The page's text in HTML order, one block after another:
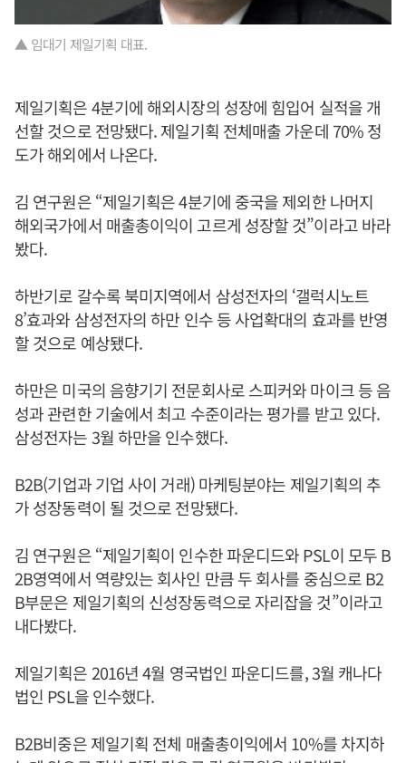
▲ 임대기 제일기획 대표.
제일기획은 4분기에 해외시장의 성장에 힘입어 실적을 개
선할 것으로 전망됐다. 제일기획 전체매출 가운데 70% 정
도가 해외에서 나온다.
김 연구원은 “제일기획은 4분기에 중국을 제외한 나머지
해외국가에서 매출총이익이 고르게 성장할 것”이라고 바라
봤다.
하반기로 갈수록 북미지역에서 삼성전자의 ‘갤럭시노트
8’효과와 삼성전자의 하만 인수 등 사업확대의 효과를 반영
할 것으로 예상됐다.
하만은 미국의 음향기기 전문회사로 스피커와 마이크 등 음
성과 관련한 기술에서 최고 수준이라는 평가를 받고 있다.
삼성전자는 3월 하만을 인수했다.
B2B(기업과 기업 사이 거래) 마케팅분야는 제일기획의 추
가 성장동력이 될 것으로 전망됐다.
김 연구원은 “제일기획이 인수한 파운디드와 PSL이 모두 B
2B영역에서 역량있는 회사인 만큼 두 회사를 중심으로 B2
B부문은 제일기획의 신성장동력으로 자리잡을 것”이라고
내다봤다.
제일기획은 2016년 4월 영국법인 파운디드를, 3월 캐나다
법인 PSL을 인수했다.
B2B비중은 제일기획 전체 매출총이익에서 10%를 차지하